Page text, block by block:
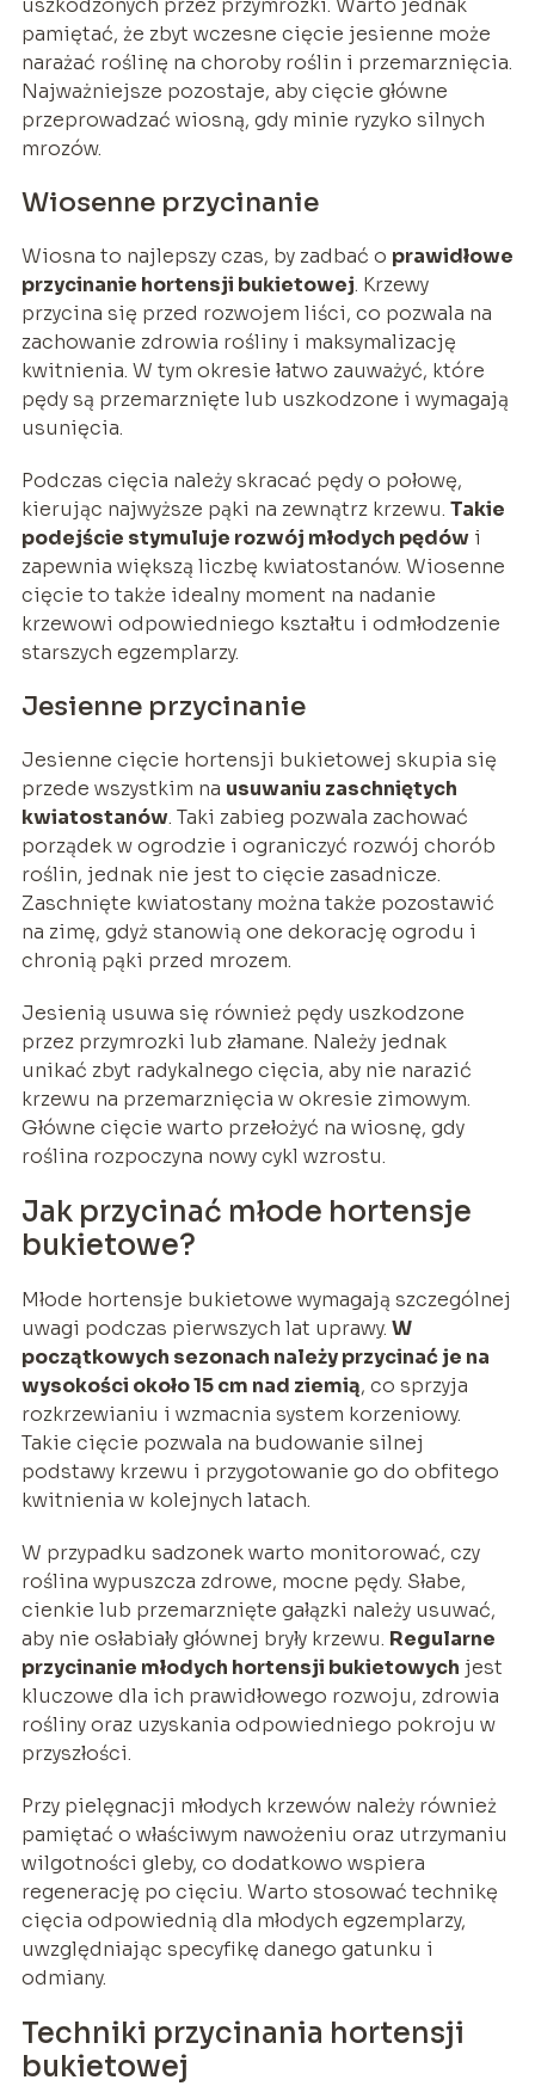
pamiętać, że zbyt wczesne cięcie jesienne może
narażać roślinę na choroby roślin i przemarznięcia.
Najważniejsze pozostaje, aby cięcie główne
przeprowadzać wiosną, gdy minie ryzyko silnych
mrozów.
Wiosenne przycinanie
Wiosna to najlepszy czas, by zadbać o prawidłowe
przycinanie hortensji bukietowej. Krzewy
przycina się przed rozwojem liści, co pozwala na
zachowanie zdrowia rośliny i maksymalizację
kwitnienia. W tym okresie łatwo zauważyć, które
pędy są przemarznięte lub uszkodzone i wymagają
usunięcia.
Podczas cięcia należy skracać pędy o połowę,
kierując najwyższe pąki na zewnątrz krzewu. Takie
podejście stymuluje rozwój młodych pędówi
zapewnia większą liczbę kwiatostanów. Wiosenne
cięcie to także idealny moment na nadanie
krzewowi odpowiedniego kształtu i odmłodzenie
starszych egzemplarzy.
Jesienne przycinanie
Jesienne cięcie hortensji bukietowej skupia się
przede wszystkim na usuwaniu zaschniętych
kwiatostanów. Taki zabieg pozwala zachować
porządek w ogrodzie i ograniczyć rozwój chorób
roślin, jednak nie jest to cięcie zasadnicze.
Zaschnięte kwiatostany można także pozostawić
na zimę, gdyż stanowią one dekorację ogrodu i
chronią pąki przed mrozem.
Jesienią usuwa się również pędy uszkodzone
przez przymrozki lub złamane. Należy jednak
unikać zbyt radykalnego cięcia, aby nie narazić
krzewu na przemarznięcia w okresie zimowym.
Główne cięcie warto przełożyć na wiosnę, gdy
roślina rozpoczyna nowy cykl wzrostu.
Jak przycinać młode hortensje
bukietowe?
Młode hortensje bukietowe wymagają szczególnej
uwagi podczas pierwszych lat uprawy. W
początkowych sezonach należy przycinać je na
wysokości około 15 cm nad ziemią, co sprzyja
rozkrzewianiu i wzmacnia system korzeniowy.
Takie cięcie pozwala na budowanie silnej
podstawy krzewu i przygotowanie go do obfitego
kwitnienia w kolejnych latach.
W przypadku sadzonek warto monitorować, czy
roślina wypuszcza zdrowe, mocne pędy. Słabe,
cienkie lub przemarznięte gałązki należy usuwać,
aby nie osłabiały głównej bryły krzewu. Regularne
przycinanie młodych hortensji bukietowych jest
kluczowe dla ich prawidłowego rozwoju, zdrowia
rośliny oraz uzyskania odpowiedniego pokroju w
przyszłości.
Przy pielęgnacji młodych krzewów należy również
pamiętać o właściwym nawożeniu oraz utrzymaniu
wilgotności gleby, co dodatkowo wspiera
regenerację po cięciu. Warto stosować technikę
cięcia odpowiednią dla młodych egzemplarzy,
uwzględniając specyfikę danego gatunku i
odmiany.
Techniki przycinania hortensji
bukietowej